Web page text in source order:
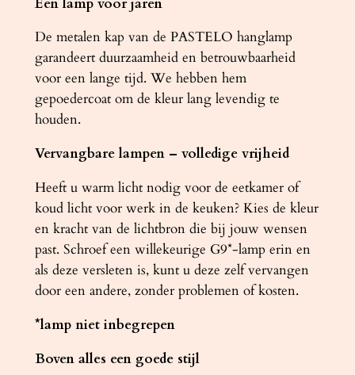
De metalen kap van de PASTELO hanglamp
garandeert duurzaamheid en betrouwbaarheid
voor een lange tijd. We hebben hem
gepoedercoat om de kleur lang levendig te
houden.
Vervangbare lampen – volledige vrijheid
Heeft u warm licht nodig voor de eetkamer of
koud licht voor werk in de keuken? Kies de kleur
en kracht van de lichtbron die bij jouw wensen
past. Schroef een willekeurige G9*-lamp erin en
als deze versleten is, kunt u deze zelf vervangen
door een andere, zonder problemen of kosten.
*lamp niet inbegrepen
Boven alles een goede stijl